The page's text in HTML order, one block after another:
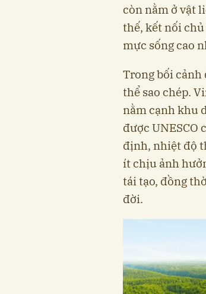
còn nằm ở vật
thế, kết nối
mực sống cao
Trong bối cảnh
thể sao chép.
nằm cạnh khu
được UNESCO
định, nhiệt độ
ít chịu ảnh
tái tạo, đồng
đời.